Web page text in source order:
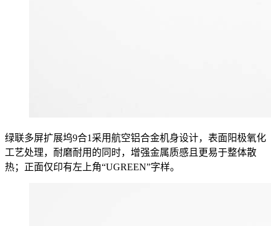
绿联多屏扩展坞9合1采用航空铝合金机身设计，表面阳极氧化
工艺处理，耐磨耐用的同时，增强金属质感且更易于整体散
热；正面仅印有左上角“UGREEN”字样。